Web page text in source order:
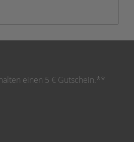
einen 5 € Gutschein.**